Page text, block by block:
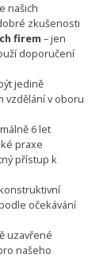
našich
zkušenosti
firem – jen
doporučení
jedině
vzdělání v oboru
6 let
praxe
přístup k
očekávání
uzavřené
našeho